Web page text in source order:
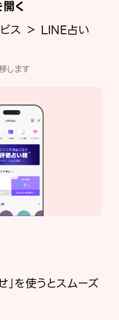
く
ス ＞ LINE占い
します
」を使うとスムーズ